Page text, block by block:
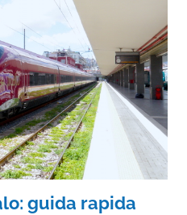
guida rapida